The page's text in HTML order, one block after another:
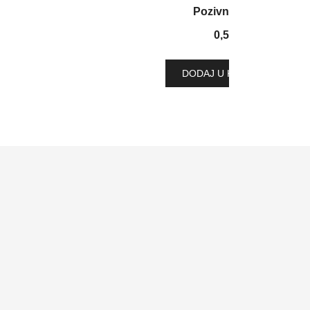
Pozivnica 410
0,55
DODAJ U KOŠARICU